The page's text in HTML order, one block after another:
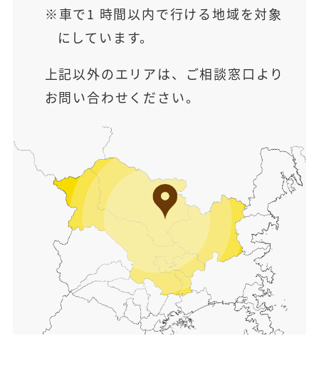
車で1 時間以内で行ける地域を対象
にしています。
上記以外のエリアは、ご相談窓口より
お問い合わせください。